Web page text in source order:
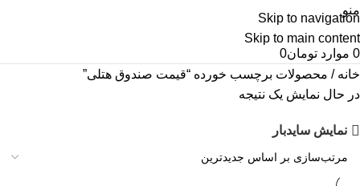
Skip to navigation
Skip to main content
منو
0 موارد تومان0
خانه محصولات برچسب خورده “قیمت صندوق هتلی”
در حال نمایش یک نتیجه
نمایش سایدبار